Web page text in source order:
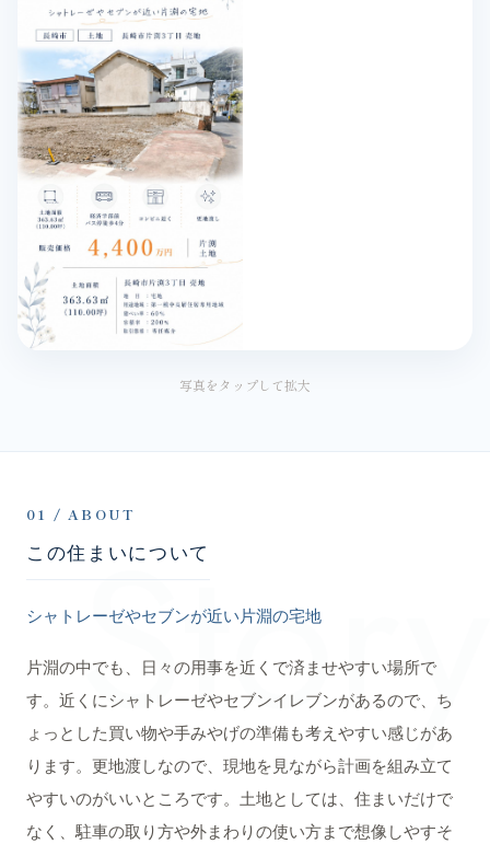
写真をタップして拡大
Story
01 / ABOUT
この住まいについて
シャトレーゼやセブンが近い片淵の宅地
片淵の中でも、日々の用事を近くで済ませやすい場所で
す。近くにシャトレーゼやセブンイレブンがあるので、ち
ょっとした買い物や手みやげの準備も考えやすい感じがあ
ります。更地渡しなので、現地を見ながら計画を組み立て
やすいのがいいところです。土地としては、住まいだけで
なく、駐車の取り方や外まわりの使い方まで想像しやすそ